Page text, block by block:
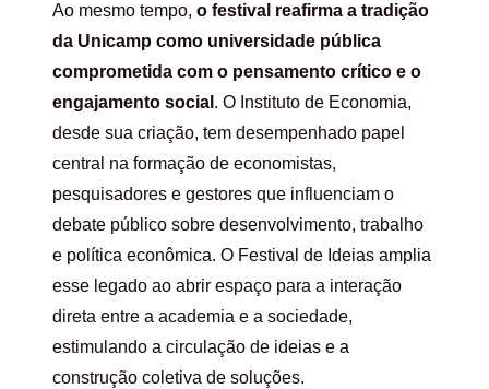
Ao mesmo tempo,o festival reafirma a tradição
da Unicamp como universidade pública
comprometida com o pensamento crítico e o
engajamento social . O Instituto de Economia,
desde sua criação, tem desempenhado papel
central na formação de economistas,
pesquisadores e gestores que influenciam o
debate público sobre desenvolvimento, trabalho
e política econômica. O Festival de Ideias amplia
esse legado ao abrir espaço para a interação
direta entre a academia e a sociedade,
estimulando a circulação de ideias e a
construção coletiva de soluções.